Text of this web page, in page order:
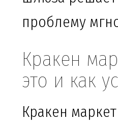
проблему
Кракен
это и как
Кракен маркет